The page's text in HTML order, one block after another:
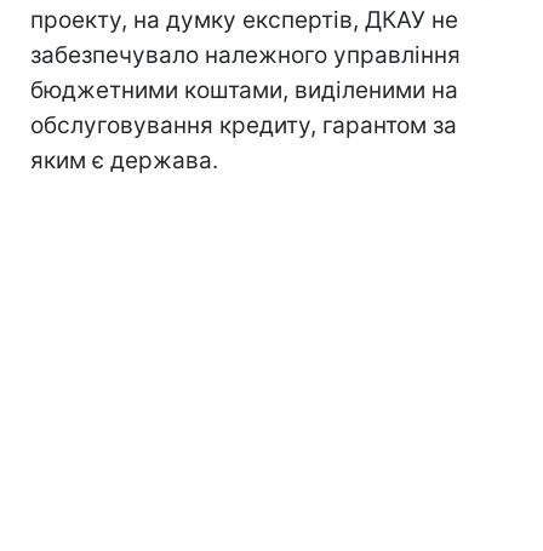
проекту, на думку експертів, ДКАУ не
забезпечувало належного управління
бюджетними коштами, виділеними на
обслуговування кредиту, гарантом за
яким є держава.